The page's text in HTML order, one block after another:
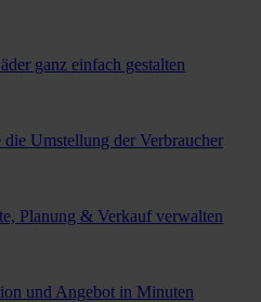
ganz einfach gestalten
die Umstellung der Verbraucher
Planung & Verkauf verwalten
und Angebot in Minuten